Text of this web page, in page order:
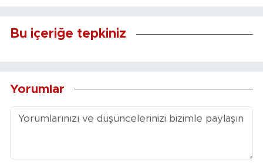
Bu içeriğe tepkiniz
Yorumlar